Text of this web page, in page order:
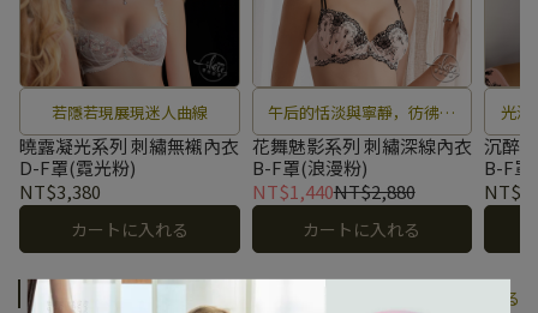
若隱若現展現迷人曲線
曉露凝光系列 刺繡無襯內衣
D-F罩(霓光粉)
NT$3,380
カートに入れる
午后的恬淡與寧靜，彷彿拾
起夢想中的花朵，在心頭綻
放輕舞、優雅的旋律。
花舞魅影系列 刺繡深線內衣
B-F罩(浪漫粉)
NT$1,440NT$2,880
カートに入れる
光澤
夢幻
令
沉醉
B-F罩
優雅🩰膚 もっと見る